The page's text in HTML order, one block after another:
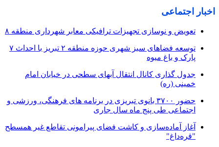
اخبار اجتماعی
تعویض و نوسازی تجهیزات ترافیکی معابر شهرداری منطقه ۸
توسعه فضاهای سبز شهری حوزه منطقه ۲ تبریز با احداث ۷
پارک و باغ میوه
جدول گذاری کانال انتقال آبهای سطحی در خیابان امام
خمینی (ره)
حضور ۳۷۰۰ بانوی تبریزی در برنامه های فرهنگی، ورزشی و
اجتماعی طی پنج ماه سال جاری
آغاز آماده‌سازی و کاشت فضای پیرامونی تقاطع غیر همسطح
"قره‌داغ"